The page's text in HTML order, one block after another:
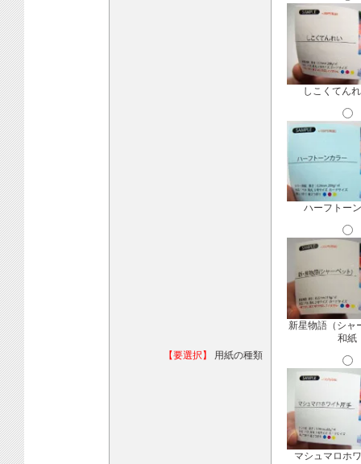
【要選択】 用紙の種類
しこくてん
ハーフトー
新星物語（シャ
和紙
マシュマロホ